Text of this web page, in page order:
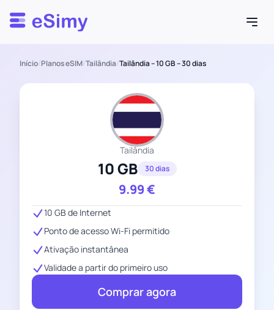
Esimy
Início/Planos eSIM/Tailândia/Tailândia – 10 GB – 30 dias
Tailândia
10 GB 30 dias
9.99€
10 GB de Internet
Ponto de acesso Wi-Fi permitido
Ativação instantânea
Validade a partir do primeiro uso
Comprar agora